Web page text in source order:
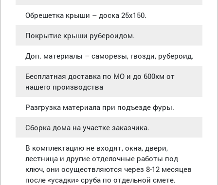
Обрешетка крыши – доска 25х150.
Покрытие крыши рубероидом.
Доп. материалы – саморезы, гвозди, рубероид.
Бесплатная доставка по МО и до 600км от
нашего производства
Разгрузка материала при подъезде фуры.
Сборка дома на участке заказчика.
В комплектацию не входят, окна, двери,
лестница и другие отделочные работы под
ключ, они осуществляются через 8-12 месяцев
после «усадки» сруба по отдельной смете.